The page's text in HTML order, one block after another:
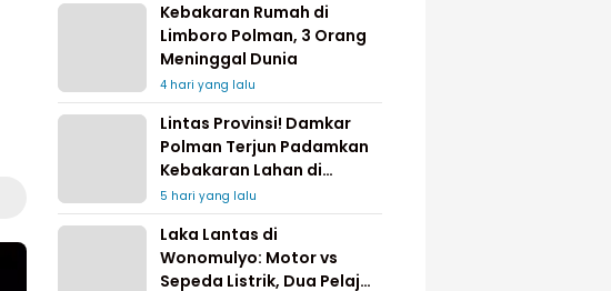
Kebakaran Rumah di
Limboro Polman, 3 Orang
Meninggal Dunia
4 hari yang lalu
Lintas Provinsi! Damkar
Polman Terjun Padamkan
Kebakaran Lahan di
Pinrang
5 hari yang lalu
Laka Lantas di
Wonomulyo: Motor vs
Sepeda Listrik, Dua Pelajar